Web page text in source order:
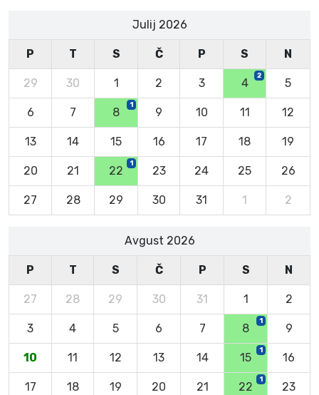
Julij 2026
P T S Č P S N
29 30 1 2 3 4
2
5
6 7 8
1
9 10 11 12
13 14 15 16 17 18 19
20 21 22
1
23 24 25 26
27 28 29 30 31 1 2
Avgust 2026
P T S Č P S N
27 28 29 30 31 1 2
3 4 5 6 7 8
1
9
10 11 12 13 14 15
1
16
17 18 19 20 21 22
1
23